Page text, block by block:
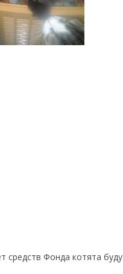
средств Фонда котята